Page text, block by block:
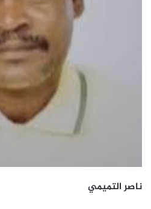
ناصر التميمي